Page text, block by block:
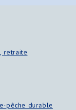
retraite
pêche durable